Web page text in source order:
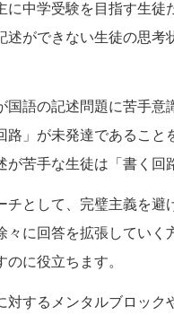
に中学受験を目指す生
述ができない生徒の思
国語の記述問題に苦手
路」が未発達であるこ
苦手な生徒は「書く回
として、完璧主義を
々に回答を拡張してい
に役立ちます。
対するメンタルブロッ